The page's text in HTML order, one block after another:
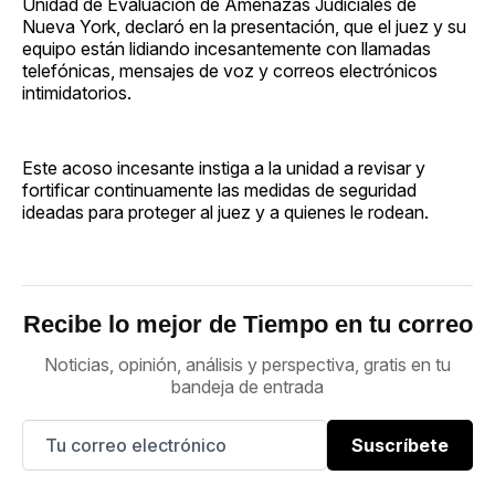
Nueva York, declaró en la presentación, que el juez y su
equipo están lidiando incesantemente con llamadas
telefónicas, mensajes de voz y correos electrónicos
intimidatorios.
Este acoso incesante instiga a la unidad a revisar y
fortificar continuamente las medidas de seguridad
ideadas para proteger al juez y a quienes le rodean.
Recibe lo mejor de Tiempo en tu correo
Noticias, opinión, análisis y perspectiva, gratis en tu
bandeja de entrada
Suscríbete